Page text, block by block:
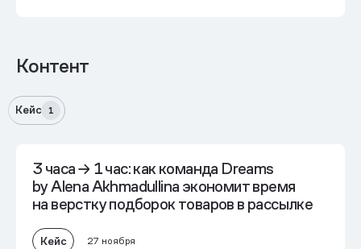
Контент
Кейс 1
3 часа → 1 час:как команда Dreams
by Alena Akhmadullina экономит время
на верстку подборок товаров в рассылке
Кейс 27 ноября